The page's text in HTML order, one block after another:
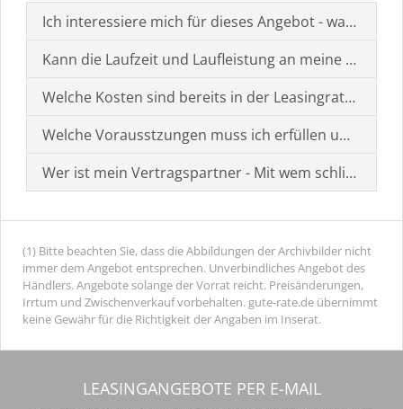
Ich interessiere mich für dieses Angebot - was muss
Kann die Laufzeit und Laufleistung an meine
Welche Kosten sind bereits in der Leasingrate
Welche Vorausstzungen muss ich erfüllen um einen
Wer ist mein Vertragspartner - Mit wem schließe ich
(1) Bitte beachten Sie, dass die Abbildungen der Archivbilder nicht
immer dem Angebot entsprechen. Unverbindliches Angebot des
Händlers. Angebote solange der Vorrat reicht. Preisänderungen,
Irrtum und Zwischenverkauf vorbehalten. gute-rate.de übernimmt
keine Gewähr für die Richtigkeit der Angaben im Inserat.
LEASINGANGEBOTE PER E-MAIL